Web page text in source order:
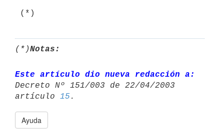
(*)Notas:
Este artículo dio nueva redacción a:
Decreto Nº 151/003 de 22/04/2003
artículo 15
Ayuda